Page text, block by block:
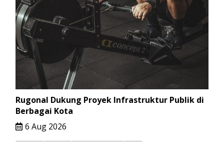
Rugonal Dukung Proyek Infrastruktur Publik di
Berbagai Kota
6 Aug 2026